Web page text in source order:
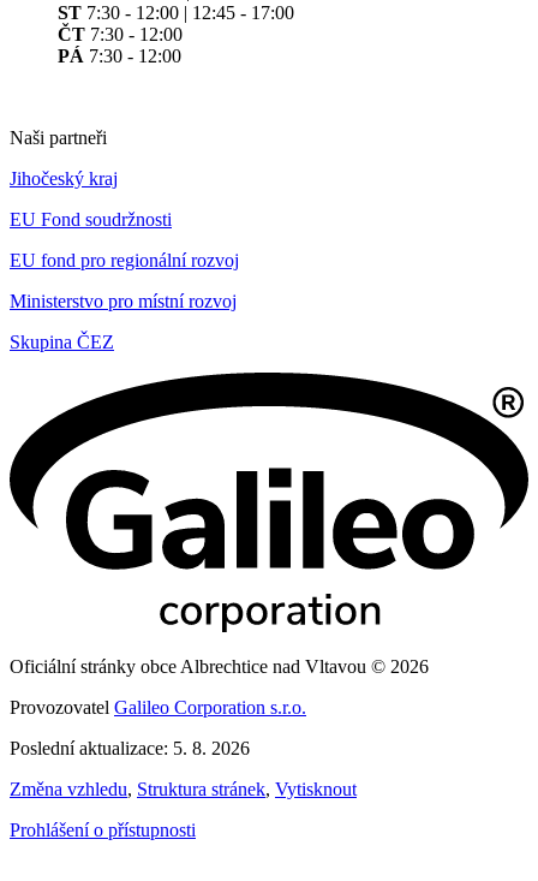
ST 7:30 - 12:00 | 12:45 - 17:00
ČT 7:30 - 12:00
PÁ 7:30 - 12:00
Naši partneři
Jihočeský kraj
EU Fond soudržnosti
EU fond pro regionální rozvoj
Ministerstvo pro místní rozvoj
Skupina ČEZ
Oficiální stránky obce Albrechtice nad Vltavou © 2026
Provozovatel Galileo Corporation s.r.o.
Poslední aktualizace: 5. 8. 2026
Změna vzhledu, Struktura stránek, Vytisknout
Prohlášení o přístupnosti